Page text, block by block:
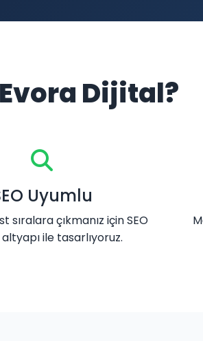
Dijital?
Uyumlu
sıralara çıkmanız için SEO
ile tasarlıyoruz.